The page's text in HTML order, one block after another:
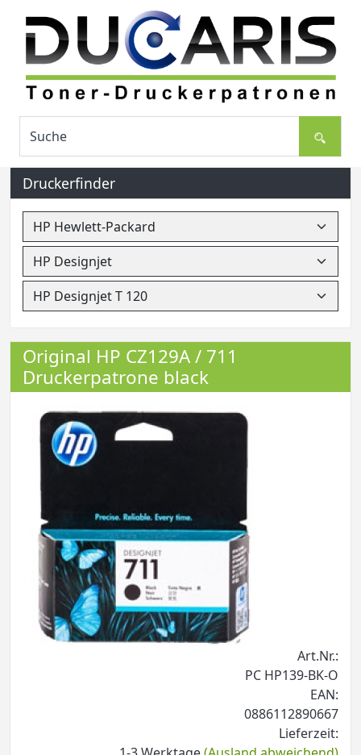
Druckerfinder
Original HP CZ129A / 711
Druckerpatrone black
Art.Nr.:
PC HP139-BK-O
EAN:
0886112890667
Lieferzeit: